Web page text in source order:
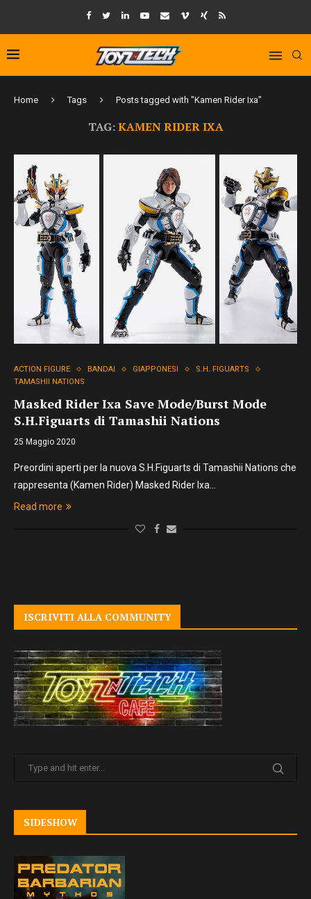
Home Tags Posts tagged with "Kamen Rider Ixa"
TAG:KAMEN RIDER IXA
ACTION FIGURE BANDAI GIAPPONESI
S.H. FIGUARTS
TAMASHII NATIONS
Masked Rider Ixa Save Mode/Burst Mode
S.H.Figuarts di Tamashii Nations
25 Maggio 2020
Preordini aperti per la nuova S.H.Figuarts di Tamashii Nations che
rappresenta (Kamen Rider) Masked Rider Ixa…
Read more
ISCRIVITI ALLA COMMUNITY
SIDESHOW